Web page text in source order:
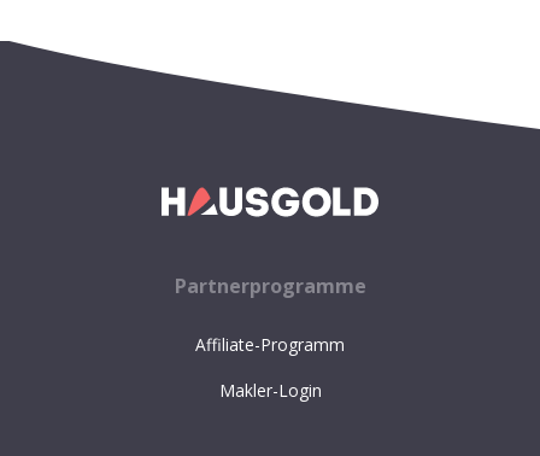
Partnerprogramme
Affiliate-Programm
Makler-Login